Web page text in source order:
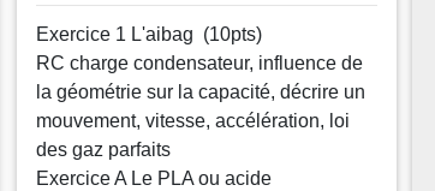
Exercice 1 L'aibag (10pts)
RC charge condensateur, influence de
la géométrie sur la capacité, décrire un
mouvement, vitesse, accélération, loi
des gaz parfaits
Exercice A Le PLA ou acide